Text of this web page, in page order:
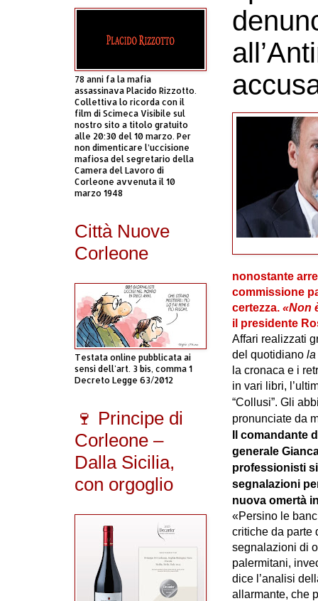
nonostante
commissione
certezza. «Non
il presidente
Affari realizzati
del quotidiano la
la cronaca e i
in vari libri,
“Collusi”. Gli
pronunciate da
Il comandante
generale
professionisti
segnalazioni
nuova omertà
«Persino le
critiche da parte
segnalazioni di
palermitani,
dice l’analisi
allarmante, che
78 anni fa la mafia
assassinava Placido Rizzotto.
Collettiva lo ricorda con il
film di Scimeca Visibile sul
nostro sito a titolo gratuito
alle 20:30 del 10 marzo. Per
non dimenticare l’uccisione
mafiosa del segretario della
Camera del Lavoro di
Corleone avvenuta il 10
marzo 1948
Città Nuove
Corleone
Testata online pubblicata ai
sensi dell'art. 3 bis, comma 1
Decreto Legge 63/2012
🍷 Principe di
Corleone –
Dalla Sicilia,
con orgoglio